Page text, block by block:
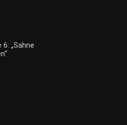
6: „Sahne